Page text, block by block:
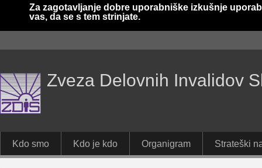
Za zagotavljanje dobre uporabniške izkušnje
vas, da se s tem strinjate.
Zveza Delovnih Invalidov
Kdo smo Kdo je kdo Organigram Strateški